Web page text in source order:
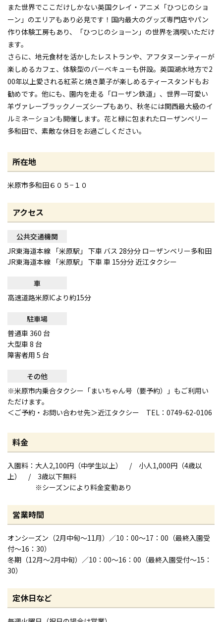
また世界でここだけしかない英国クレイ・アニメ「ひつじのショ
ーン」のエリアもあり必見です！国内最大のグッズ専門店やパン
作り体験工房もあり、「ひつじのショーン」の世界を満喫いただけ
ます。
さらに、地元食材を活かしたレストランや、アフタヌーンティーが
楽しめるカフェ、体験型のバーベキューも併設。英国湖水地方で2
00年以上愛される紅茶と焼き菓子が楽しめるティースタンドもお
勧めです。他にも、園内を走る「ローザン鉄道」、世界一可愛い
羊ヴァレーブラックノーズシープもあり、秋冬には関西最大級のイ
ルミネーションも開催します。花と緑に包まれたローザンベリー
多和田で、素敵な休日をお過ごしください。
所在地
米原市多和田６０５−１０
アクセス
公共交通機関
JR東海道本線 「米原駅」 下車 バス 28分分 ローザンベリー多和田
JR東海道本線 「米原駅」 下車 車 15分分 近江タクシー
車
高速道路米原ICより約15分
駐車場
普通車 360 台
大型車 8 台
障害者用 5 台
その他
※米原市内乗合タクシー「まいちゃん号（要予約）」もご利用い
ただけます。
＜ご予約・お問い合わせ先＞近江タクシー TEL：0749-62-0106
料金
入園料：大人2,100円（中学生以上） / 小人1,000円（4歳以
上） / 3歳以下無料
※シーズンにより料金変動あり
営業時間
オンシーズン（2月中旬～11月）／10：00～17：00（最終入園受
付～16：30）
冬期（12月～2月中旬）／10：00～16：00（最終入園受付～15：
30）
定休日など